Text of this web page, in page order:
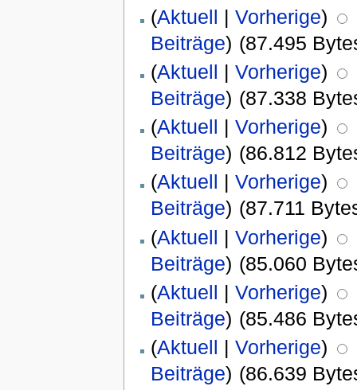
(Aktuell | Vorherige)
Beiträge) (87.495
(Aktuell | Vorherige)
Beiträge) (87.338
(Aktuell | Vorherige)
Beiträge) (86.812
(Aktuell | Vorherige)
Beiträge) (87.711
(Aktuell | Vorherige)
Beiträge) (85.060
(Aktuell | Vorherige)
Beiträge) (85.486
(Aktuell | Vorherige)
Beiträge) (86.639